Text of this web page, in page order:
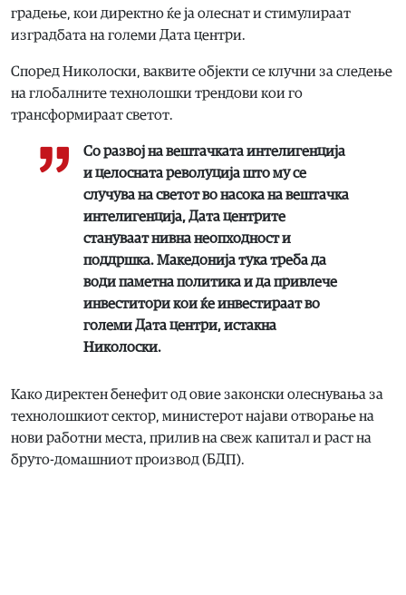
градење, кои директно ќе ја олеснат и стимулираат
изградбата на големи Дата центри.
Според Николоски, ваквите објекти се клучни за следење
на глобалните технолошки трендови кои го
трансформираат светот.
Со развој на вештачката интелигенција
и целосната револуција што му се
случува на светот во насока на вештачка
интелигенција, Дата центрите
стануваат нивна неопходност и
поддршка. Македонија тука треба да
води паметна политика и да привлече
инвеститори кои ќе инвестираат во
големи Дата центри, истакна
Николоски.
Како директен бенефит од овие законски олеснувања за
технолошкиот сектор, министерот најави отворање на
нови работни места, прилив на свеж капитал и раст на
бруто-домашниот производ (БДП).